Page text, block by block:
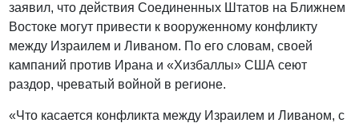
заявил, что действия Соединенных Штатов на Ближнем
Востоке могут привести к вооруженному конфликту
между Израилем и Ливаном. По его словам, своей
кампаний против Ирана и «Хизбаллы» США сеют
раздор, чреватый войной в регионе.
«Что касается конфликта между Израилем и Ливаном, с